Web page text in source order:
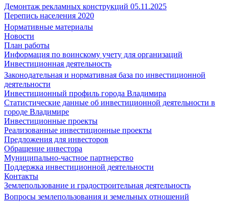
Демонтаж рекламных конструкций 05.11.2025
Перепись населения 2020
Нормативные материалы
Новости
План работы
Информация по воинскому учету для организаций
Инвестиционная деятельность
Законодательная и нормативная база по инвестиционной
деятельности
Инвестиционный профиль города Владимира
Статистические данные об инвестиционной деятельности в
городе Владимире
Инвестиционные проекты
Реализованные инвестиционные проекты
Предложения для инвесторов
Обращение инвестора
Муниципально-частное партнерство
Поддержка инвестиционной деятельности
Контакты
Землепользование и градостроительная деятельность
Вопросы землепользования и земельных отношений